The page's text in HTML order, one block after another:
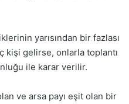
yarısından bir fazlası
kişi gelirse, onlarla toplantı
ile karar verilir.
ve arsa payı eşit olan bir